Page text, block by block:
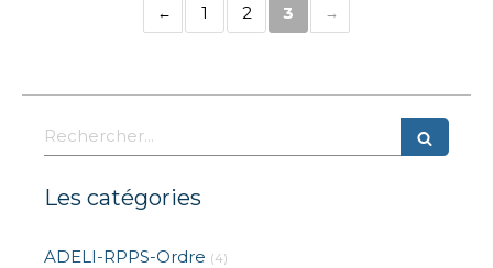
1 2 3
Rechercher
Les catégories
ADELI-RPPS-Ordre (4)